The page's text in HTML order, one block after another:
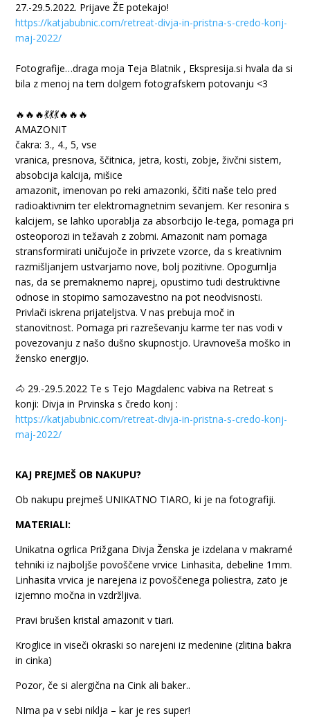
27.-29.5.2022. Prijave ŽE potekajo!
https://katjabubnic.com/retreat-divja-in-pristna-s-credo-konj-
maj-2022/
Fotografije…draga moja Teja Blatnik , Ekspresija.si hvala da si
bila z menoj na tem dolgem fotografskem potovanju <3
🔥🔥🔥💃💃💃🔥🔥🔥
AMAZONIT
čakra: 3., 4., 5, vse
vranica, presnova, ščitnica, jetra, kosti, zobje, živčni sistem,
absobcija kalcija, mišice
amazonit, imenovan po reki amazonki, ščiti naše telo pred
radioaktivnim ter elektromagnetnim sevanjem. Ker resonira s
kalcijem, se lahko uporablja za absorbcijo le-tega, pomaga pri
osteoporozi in težavah z zobmi. Amazonit nam pomaga
stransformirati uničujoče in privzete vzorce, da s kreativnim
razmišljanjem ustvarjamo nove, bolj pozitivne. Opogumlja
nas, da se premaknemo naprej, opustimo tudi destruktivne
odnose in stopimo samozavestno na pot neodvisnosti.
Privlači iskrena prijateljstva. V nas prebuja moč in
stanovitnost. Pomaga pri razreševanju karme ter nas vodi v
povezovanju z našo dušno skupnostjo. Uravnoveša moško in
žensko energijo.
🐴 29.-29.5.2022 Te s Tejo Magdalenc vabiva na Retreat s
konji: Divja in Prvinska s čredo konj :
https://katjabubnic.com/retreat-divja-in-pristna-s-credo-konj-
maj-2022/
KAJ PREJMEŠ OB NAKUPU?
Ob nakupu prejmeš UNIKATNO TIARO, ki je na fotografiji.
MATERIALI:
Unikatna ogrlica Prižgana Divja Ženska je izdelana v makramé
tehniki iz najboljše povoščene vrvice Linhasita, debeline 1mm.
Linhasita vrvica je narejena iz povoščenega poliestra, zato je
izjemno močna in vzdržljiva.
Pravi brušen kristal amazonit v tiari.
Kroglice in viseči okraski so narejeni iz medenine (zlitina bakra
in cinka)
Pozor, če si alergična na Cink ali baker..
NIma pa v sebi niklja – kar je res super!